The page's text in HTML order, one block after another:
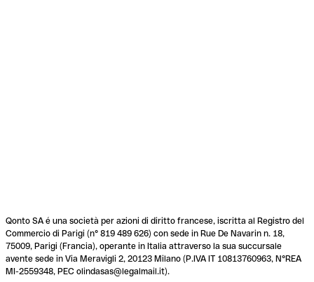
Qonto SA é una società per azioni di diritto francese, iscritta al Registro del
Commercio di Parigi (n° 819 489 626) con sede in Rue De Navarin n. 18,
75009, Parigi (Francia), operante in Italia attraverso la sua succursale
avente sede in Via Meravigli 2, 20123 Milano (P.IVA IT 10813760963, N°REA
MI-2559348, PEC olindasas@legalmail.it).